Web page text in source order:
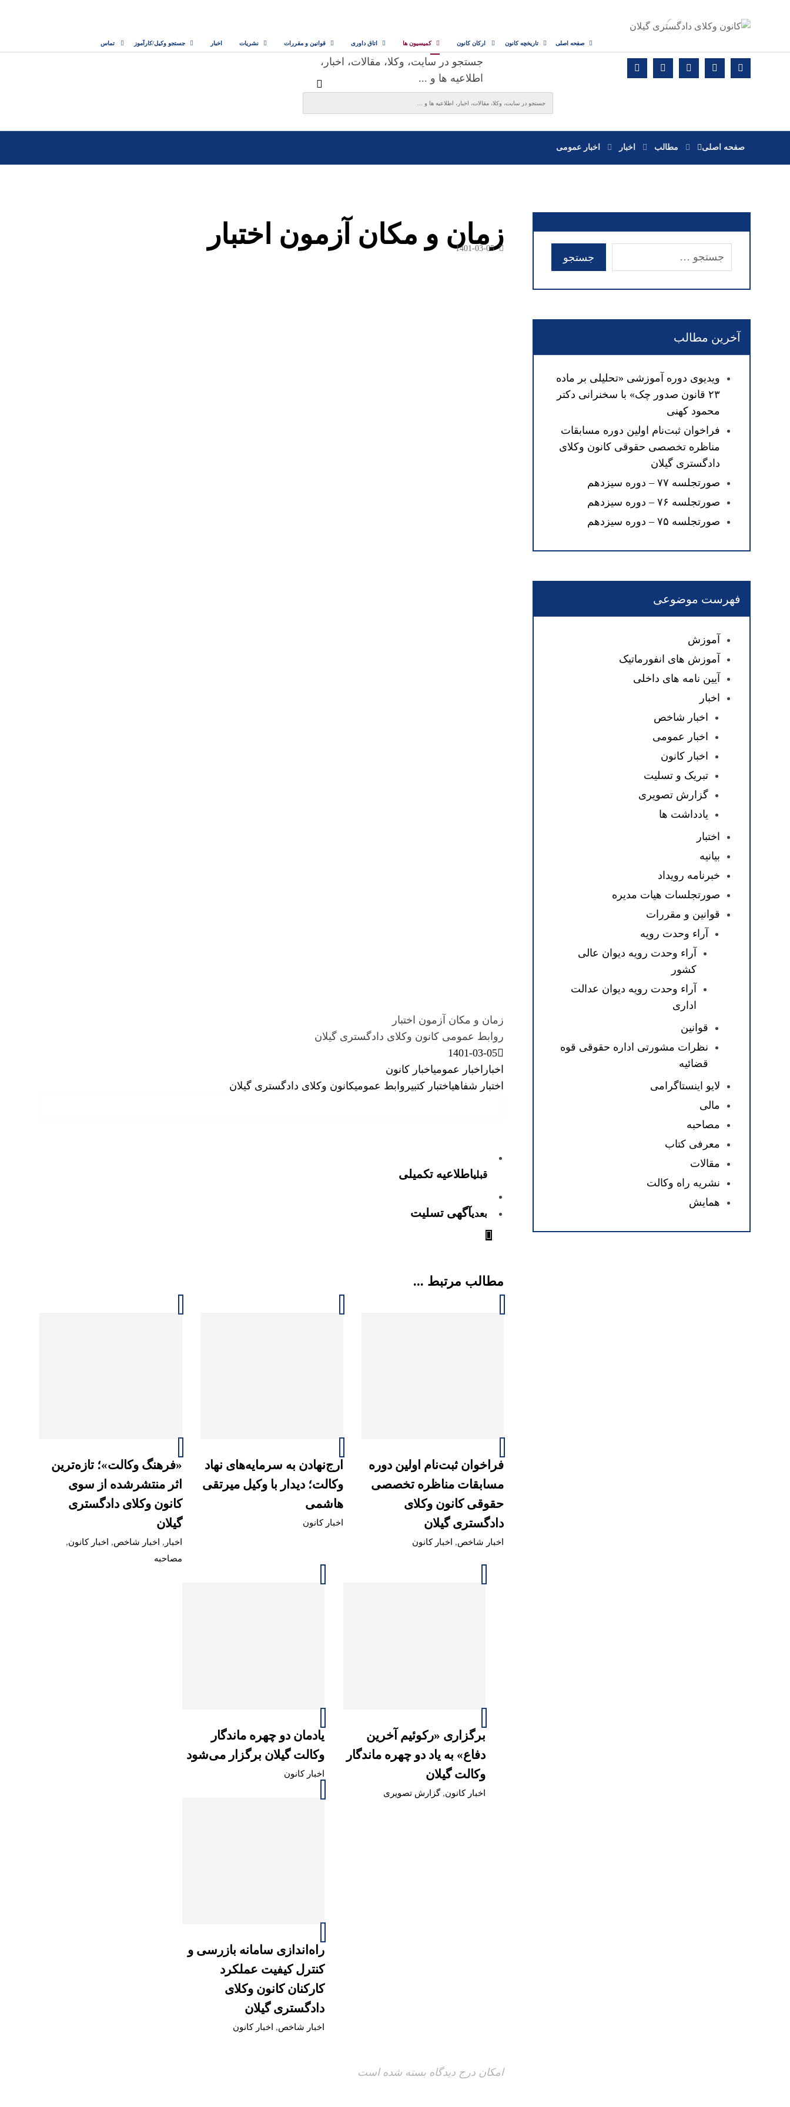
صفحه اصلی تاریخچه کانون ارکان کانون کمیسیون ها اتاق داوری قوانین و مقررات نشریات اخبار جستجو وکیل/کارآموز تماس
جستجو در سایت، وکلا، مقالات، اخبار،
اطلاعیه ها و ...
صفحه اصلی مطالب اخبار اخبار عمومی
زمان و مکان آزمون اختبار
1401-03-05
زمان و مکان آزمون اختبار
روابط عمومی کانون وکلای دادگستری گیلان
1401-03-05
اخبار اخبار عمومیاخبار کانون
اختبار شفاهیاختبار کتبیروابط عمومیکانون وکلای دادگستری گیلان
قبلیاطلاعیه تکمیلی
بعدیآگهی تسلیت
مطالب مرتبط ...
فراخوان ثبت‌نام اولین دوره
مسابقات مناظره تخصصی
حقوقی کانون وکلای
دادگستری گیلان
اخبار شاخص, اخبار کانون
ارج‌نهادن به سرمایه‌های نهاد
وکالت؛ دیدار با وکیل میرتقی
هاشمی
اخبار کانون
«فرهنگ وکالت»؛ تازه‌ترین
اثر منتشرشده از سوی
کانون وکلای دادگستری
گیلان
اخبار , اخبار شاخص, اخبار کانون,
مصاحبه
برگزاری «رکوئیم آخرین
دفاع» به یاد دو چهره ماندگار
وکالت گیلان
اخبار کانون,گزارش تصویری
یادمان دو چهره ماندگار
وکالت گیلان برگزار می‌شود
اخبار کانون
راه‌اندازی سامانه بازرسی و
کنترل کیفیت عملکرد
کارکنان کانون وکلای
دادگستری گیلان
اخبار شاخص, اخبار کانون
امکان درج دیدگاه بسته شده است
آخرین مطالب
ویدیوی دوره آموزشی «تحلیلی بر ماده
۲۳ قانون صدور چک» با سخنرانی دکتر
محمود کهنی
فراخوان ثبت‌نام اولین دوره مسابقات
مناظره تخصصی حقوقی کانون وکلای
دادگستری گیلان
صورتجلسه ۷۷ – دوره سیزدهم
صورتجلسه ۷۶ – دوره سیزدهم
صورتجلسه ۷۵ – دوره سیزدهم
فهرست موضوعی
آموزش
آموزش های انفورماتیک
آیین نامه های داخلی
اخبار
اخبار شاخص
اخبار عمومی
اخبار کانون
تبریک و تسلیت
گزارش تصویری
یادداشت ها
اختبار
بیانیه
خبرنامه رویداد
صورتجلسات هیات مدیره
قوانین و مقررات
آراء وحدت رویه
آراء وحدت رویه دیوان عالی
کشور
آراء وحدت رویه دیوان عدالت
اداری
قوانین
نظرات مشورتی اداره حقوقی قوه
قضائیه
لایو اینستاگرامی
مالی
مصاحبه
معرفی کتاب
مقالات
نشریه راه وکالت
همایش